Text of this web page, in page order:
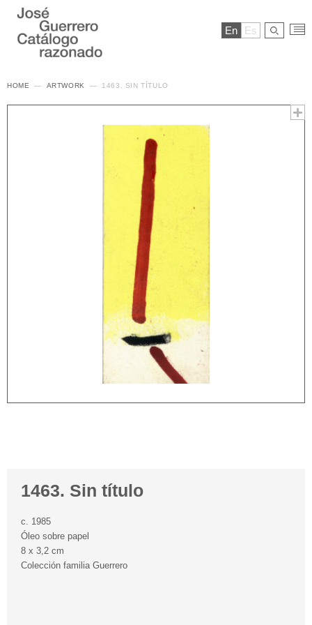
En Es
HOME ARTWORK 1463. SIN TÍTULO
1463. Sin título
c. 1985
Óleo sobre papel
8 x 3,2 cm
Colección familia Guerrero